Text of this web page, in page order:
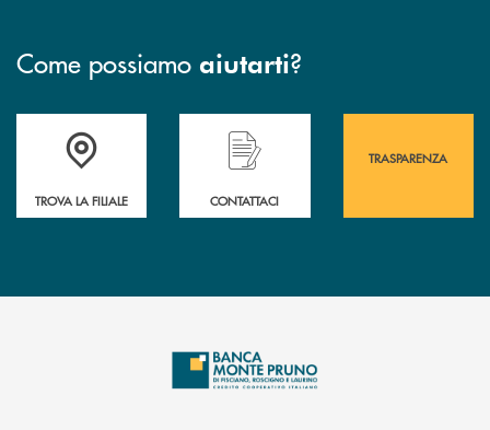
Come possiamo aiutarti?
Accedi all' elenco completo&nbsp; delle&nbsp; filiali&nbsp; di Banca
TROVA LA FILIALE
Hai bisogno di assistenza immediata?
CONTATTACI
TRASPARENZA